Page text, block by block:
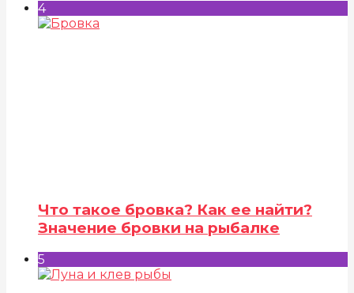
4
Что такое бровка? Как ее найти?
Значение бровки на рыбалке
5